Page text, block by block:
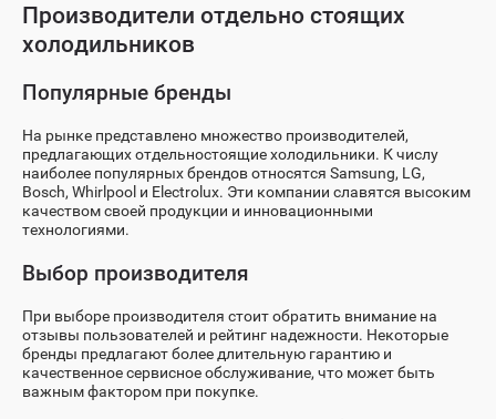
Производители отдельно стоящих
холодильников
Популярные бренды
На рынке представлено множество производителей,
предлагающих отдельностоящие холодильники. К числу
наиболее популярных брендов относятся Samsung, LG,
Bosch, Whirlpool и Electrolux. Эти компании славятся высоким
качеством своей продукции и инновационными
технологиями.
Выбор производителя
При выборе производителя стоит обратить внимание на
отзывы пользователей и рейтинг надежности. Некоторые
бренды предлагают более длительную гарантию и
качественное сервисное обслуживание, что может быть
важным фактором при покупке.